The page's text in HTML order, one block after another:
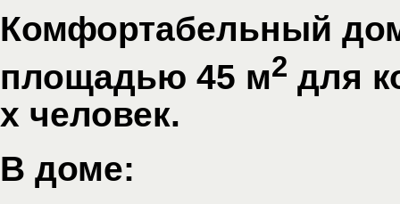
Комфортабельный
площадью 45 м2 для
х человек.
В доме: